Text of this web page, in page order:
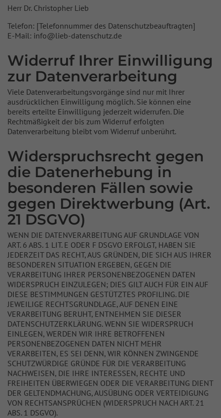
Herr Dr. Christopher Lieb
Telefon: [Telefonnummer des Datenschutzbeauftragten]
E-Mail: info@lieb-datenschutz.de
Widerruf Ihrer Einwilligung
zur Datenverarbeitung
Viele Datenverarbeitungsvorgänge sind nur mit Ihrer
ausdrücklichen Einwilligung möglich. Sie können eine
bereits erteilte Einwilligung jederzeit widerrufen. Die
Rechtmäßigkeit der bis zum Widerruf erfolgten
Datenverarbeitung bleibt vom Widerruf unberührt.
Widerspruchsrecht gegen
die Datenerhebung in
besonderen Fällen sowie
gegen Direktwerbung (Art.
21 DSGVO)
WENN DIE DATENVERARBEITUNG AUF GRUNDLAGE VON
ART. 6 ABS. 1 LIT. E ODER F DSGVO ERFOLGT, HABEN SIE
JEDERZEIT DAS RECHT, AUS GRÜNDEN, DIE SICH AUS IHRER
BESONDEREN SITUATION ERGEBEN, GEGEN DIE
VERARBEITUNG IHRER PERSONENBEZOGENEN DATEN
WIDERSPRUCH EINZULEGEN; DIES GILT AUCH FÜR EIN AUF
DIESE BESTIMMUNGEN GESTÜTZTES PROFILING. DIE
JEWEILIGE RECHTSGRUNDLAGE, AUF DENEN EINE
VERARBEITUNG BERUHT, ENTNEHMEN SIE DIESER
DATENSCHUTZERKLÄRUNG. WENN SIE WIDERSPRUCH
EINLEGEN, WERDEN WIR IHRE BETROFFENEN
PERSONENBEZOGENEN DATEN NICHT MEHR
VERARBEITEN, ES SEI DENN, WIR KÖNNEN ZWINGENDE
SCHUTZWÜRDIGE GRÜNDE FÜR DIE VERARBEITUNG
NACHWEISEN, DIE IHRE INTERESSEN, RECHTE UND
FREIHEITEN ÜBERWIEGEN ODER DIE VERARBEITUNG DIENT
DER GELTENDMACHUNG, AUSÜBUNG ODER VERTEIDIGUNG
VON RECHTSANSPRÜCHEN (WIDERSPRUCH NACH ART. 21
ABS. 1 DSGVO).